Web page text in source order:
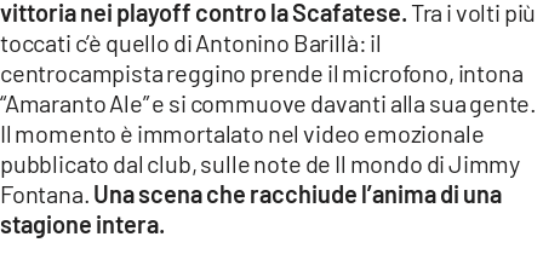
LACPLAY.IT
LACTV.IT
LACONAIR.IT
LACITYMAG.IT
ILREGGINO.IT
vittoria nei playoff contro la Scafatese.Tra i volti più
toccati c’è quello di Antonino Barillà: il
centrocampista reggino prende il microfono, intona
“Amaranto Ale” e si commuove davanti alla sua gente.
Il momento è immortalato nel video emozionale
pubblicato dal club, sulle note de Il mondo di Jimmy
Fontana. Una scena che racchiude l’anima di una
stagione intera.